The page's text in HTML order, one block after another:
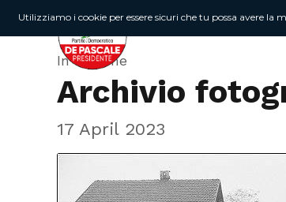
In Regione
Archivio
17 April 2023
Utilizziamo i cookie per essere sicuri che tu possa avere la